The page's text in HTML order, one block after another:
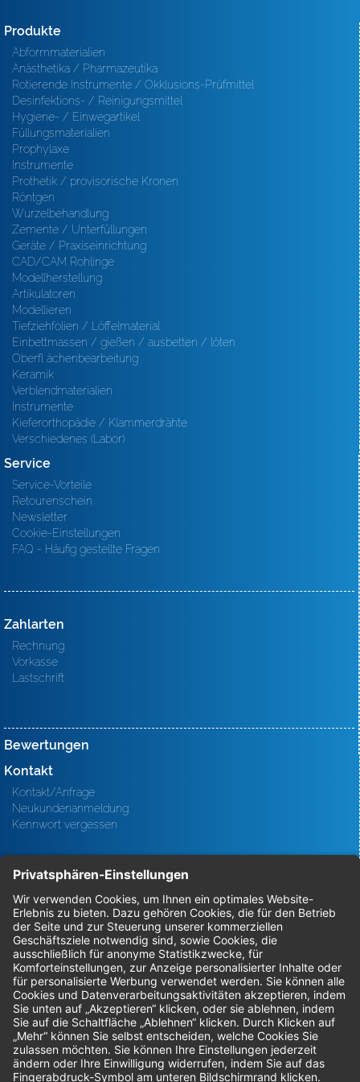
Produkte
Abformmaterialien
Anästhetika / Pharmazeutika
Rotierende Instrumente / Okklusions-Prüfmittel
Desinfektions- / Reinigungsmittel
Hygiene- / Einwegartikel
Füllungsmaterialien
Prophylaxe
Instrumente
Prothetik / provisorische Kronen
Röntgen
Wurzelbehandlung
Zemente / Unterfüllungen
Geräte / Praxiseinrichtung
CAD/CAM Rohlinge
Modellherstellung
Artikulatoren
Modellieren
Tiefziehfolien / Löffelmaterial
Einbettmassen / gießen / ausbetten / löten
Oberfl ächenbearbeitung
Keramik
Verblendmaterialien
Instrumente
Kieferorthopädie / Klammerdrähte
Verschiedenes (Labor)
Service
Service-Vorteile
Retourenschein
Newsletter
Cookie-Einstellungen
FAQ - Häufig gestellte Fragen
Zahlarten
Rechnung
Vorkasse
Lastschrift
Bewertungen
Kontakt
Kontakt/Anfrage
Neukundenanmeldung
Kennwort vergessen
Bestellungen
Sendung verfolgen
Geprüfter Shop